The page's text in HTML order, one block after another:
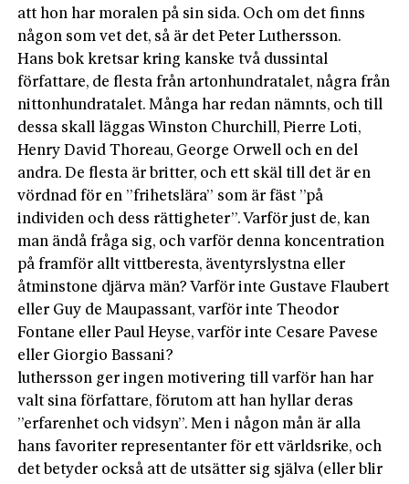
att hon har moralen på sin sida. Och om det finns
någon som vet det, så är det Peter Luthersson.
Hans bok kretsar kring kanske två dussintal
författare, de flesta från artonhundratalet, några från
nittonhundratalet. Många har redan nämnts, och till
dessa skall läggas Winston Churchill, Pierre Loti,
Henry David Thoreau, George Orwell och en del
andra. De flesta är britter, och ett skäl till det är en
vördnad för en ”frihetslära” som är fäst ”på
individen och dess rättigheter”. Varför just de, kan
man ändå fråga sig, och varför denna koncentration
på framför allt vittberesta, äventyrslystna eller
åtminstone djärva män? Varför inte Gustave Flaubert
eller Guy de Maupassant, varför inte Theodor
Fontane eller Paul Heyse, varför inte Cesare Pavese
eller Giorgio Bassani?
luthersson ger ingen motivering till varför han har
valt sina författare, förutom att han hyllar deras
”erfarenhet och vidsyn”. Men i någon mån är alla
hans favoriter representanter för ett världsrike, och
det betyder också att de utsätter sig själva (eller blir